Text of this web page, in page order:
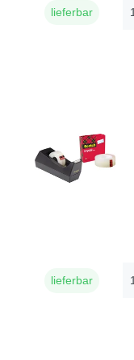
lieferbar
lieferbar